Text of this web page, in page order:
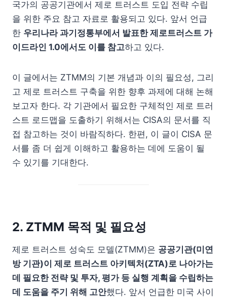
국가의 공공기관에서 제로 트러스트 도입 전략 수립
을 위한 주요 참고 자료로 활용되고 있다. 앞서 언급
한 우리나라 과기정통부에서 발표한 제로트러스트 가
이드라인 1.0에서도 이를 참고하고 있다.
이 글에서는 ZTMM의 기본 개념과 이의 필요성, 그리
고 제로 트러스트 구축을 위한 향후 과제에 대해 논해
보고자 한다. 각 기관에서 필요한 구체적인 제로 트러
스트 로드맵을 도출하기 위해서는 CISA의 문서를 직
접 참고하는 것이 바람직하다. 한편, 이 글이 CISA 문
서를 좀 더 쉽게 이해하고 활용하는 데에 도움이 될
수 있기를 기대한다.
2. ZTMM 목적 및 필요성
제로 트러스트 성숙도 모델(ZTMM)은 공공기관(미연
방 기관)이 제로 트러스트 아키텍처(ZTA)로 나아가는
데 필요한 전략 및 투자, 평가 등 실행 계획을 수립하는
데 도움을 주기 위해 고안했다. 앞서 언급한 미국 사이